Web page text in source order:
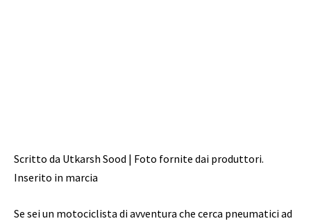
Scritto da Utkarsh Sood | Foto fornite dai produttori.
Inserito in marcia
Se sei un motociclista di avventura che cerca pneumatici ad